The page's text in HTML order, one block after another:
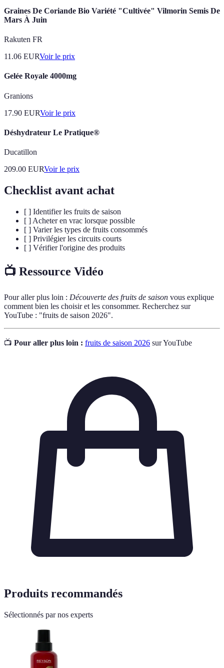
Graines De Coriande Bio Variété "Cultivée" Vilmorin Semis De
Mars À Juin
Rakuten FR
11.06 EURVoir le prix
Gelée Royale 4000mg
Granions
17.90 EURVoir le prix
Déshydrateur Le Pratique®
Ducatillon
209.00 EURVoir le prix
Checklist avant achat
[ ] Identifier les fruits de saison
[ ] Acheter en vrac lorsque possible
[ ] Varier les types de fruits consommés
[ ] Privilégier les circuits courts
[ ] Vérifier l'origine des produits
📺 Ressource Vidéo
Pour aller plus loin : Découverte des fruits de saison vous explique
comment bien les choisir et les consommer. Recherchez sur
YouTube : "fruits de saison 2026".
📺 Pour aller plus loin : fruits de saison 2026 sur YouTube
Produits recommandés
Sélectionnés par nos experts